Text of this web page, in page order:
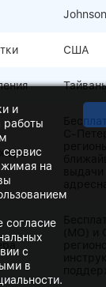
США
Тайвань
и
работы
на
согласие
с
в